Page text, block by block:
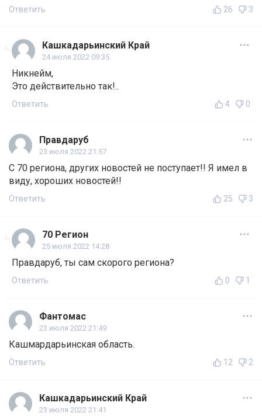
Ответить 26 3
Кашкадарьинский Край
24 июля 2022 09:35
Никнейм,
Это действительно так!..
Ответить 4 0
Правдаруб
23 июля 2022 21:57
С 70 региона, других новостей не поступает!! Я имел в
виду, хороших новостей!!
Ответить 25 3
70 Регион
25 июля 2022 14:28
Правдаруб, ты сам скорого региона?
Ответить 0 1
Фантомас
23 июля 2022 21:49
Кашмардарьинская область.
Ответить 12 2
Кашкадарьинский Край
23 июля 2022 21:41